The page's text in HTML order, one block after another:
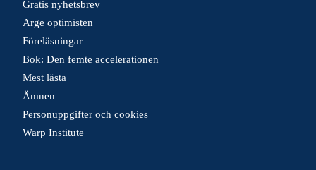
Gratis nyhetsbrev
Arge optimisten
Föreläsningar
Bok: Den femte accelerationen
Mest lästa
Ämnen
Personuppgifter och cookies
Warp Institute